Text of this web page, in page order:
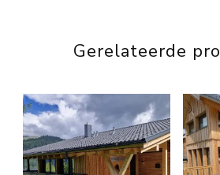
Gerelateerde